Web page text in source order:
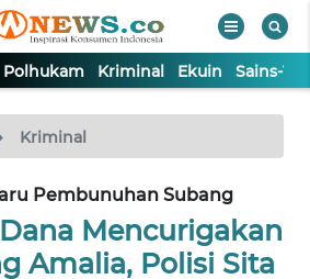
Polhukam Kriminal Ekuin Sains-
Kriminal
Pembunuhan Subang
Mencurigakan
Amalia, Polisi Sita